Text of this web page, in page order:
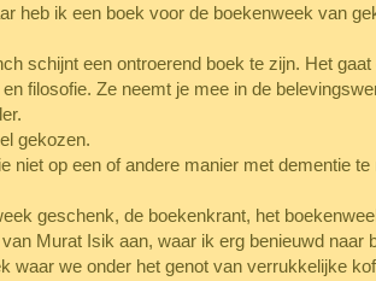
heb ik een boek voor de boekenweek van
schijnt een ontroerend boek te zijn. Het
filosofie. Ze neemt je mee in de
gekozen.
niet op een of andere manier met dementie
geschenk, de boekenkrant, het
Murat Isik aan, waar ik erg benieuwd naar
waar we onder het genot van verrukkelijke